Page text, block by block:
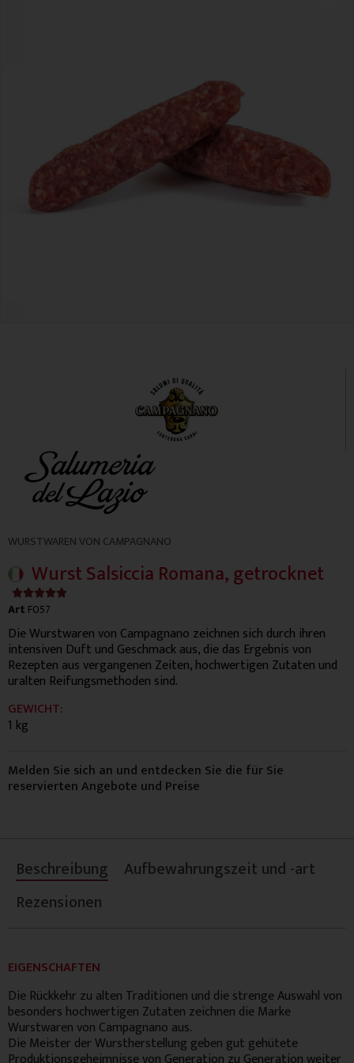
WURSTWAREN VON CAMPAGNANO
Wurst Salsiccia Romana, getrocknet

Art F057
Die Wurstwaren von Campagnano zeichnen sich durch ihren
intensiven Duft und Geschmack aus, die das Ergebnis von
Rezepten aus vergangenen Zeiten, hochwertigen Zutaten und
uralten Reifungsmethoden sind.
GEWICHT:
1 kg
Melden Sie sich an und entdecken Sie die für Sie
reservierten Angebote und Preise
Beschreibung
Aufbewahrungszeit und -art
Rezensionen
EIGENSCHAFTEN
Die Rückkehr zu alten Traditionen und die strenge Auswahl von
besonders hochwertigen Zutaten zeichnen die Marke
Wurstwaren von Campagnano aus.
Die Meister der Wurstherstellung geben gut gehütete